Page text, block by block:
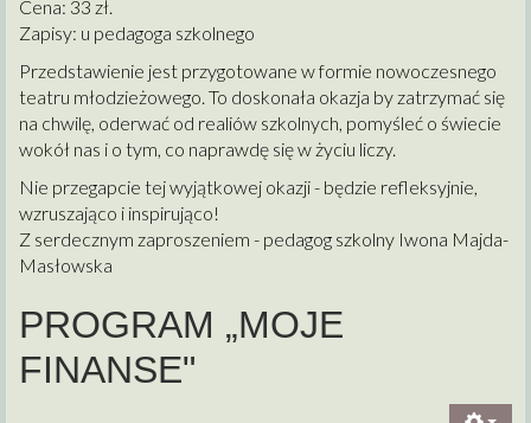
Cena: 33 zł.
Zapisy: u pedagoga szkolnego
Przedstawienie jest przygotowane w formie nowoczesnego
teatru młodzieżowego. To doskonała okazja by zatrzymać się
na chwilę, oderwać od realiów szkolnych, pomyśleć o świecie
wokół nas i o tym, co naprawdę się w życiu liczy.
Nie przegapcie tej wyjątkowej okazji - będzie refleksyjnie,
wzruszająco i inspirująco!
Z serdecznym zaproszeniem - pedagog szkolny Iwona Majda-
Masłowska
PROGRAM „MOJE
FINANSE"